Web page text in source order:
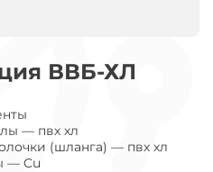
ВВБ-ХЛ
— пвх хл
(шланга) — пвх хл
— Cu